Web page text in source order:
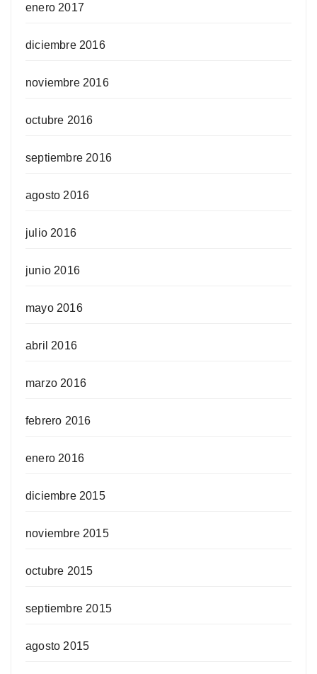
enero 2017
diciembre 2016
noviembre 2016
octubre 2016
septiembre 2016
agosto 2016
julio 2016
junio 2016
mayo 2016
abril 2016
marzo 2016
febrero 2016
enero 2016
diciembre 2015
noviembre 2015
octubre 2015
septiembre 2015
agosto 2015